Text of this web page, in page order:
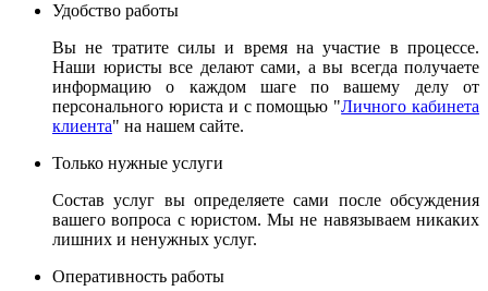
Удобство работы
Вы не тратите силы и время на участие в процессе.
Наши юристы все делают сами, а вы всегда получаете
информацию о каждом шаге по вашему делу от
персонального юриста и с помощью "Личного кабинета
клиента" на нашем сайте.
Только нужные услуги
Состав услуг вы определяете сами после обсуждения
вашего вопроса с юристом. Мы не навязываем никаких
лишних и ненужных услуг.
Оперативность работы